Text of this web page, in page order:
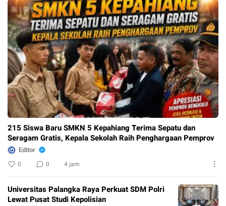
215 Siswa Baru SMKN 5 Kepahiang Terima Sepatu dan
Seragam Gratis, Kepala Sekolah Raih Penghargaan Pemprov
Editor
0 0 4 jam
Universitas Palangka Raya Perkuat SDM Polri
Lewat Pusat Studi Kepolisian